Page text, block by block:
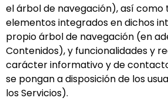
el árbol de navegación), así como
elementos integrados en dichos
propio árbol de navegación (en
Contenidos), y funcionalidades y
carácter informativo y de
se pongan a disposición de los
los Servicios).